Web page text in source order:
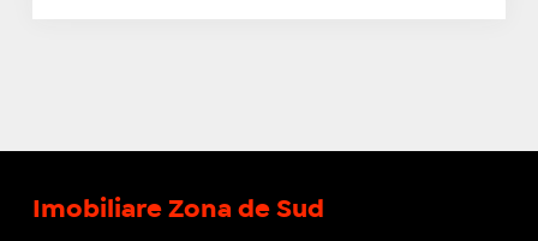
Imobiliare Zona de Sud